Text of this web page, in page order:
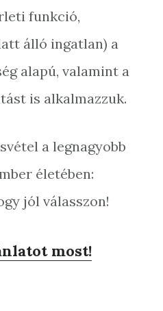
funkció,
álló ingatlan) a
alapú, valamint a
is alkalmazzuk.
a legnagyobb
életében:
jól válasszon!
most!